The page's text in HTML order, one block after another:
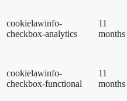
cookielawinfo-
checkbox-analytics
11
months
cookielawinfo-
checkbox-functional
11
months